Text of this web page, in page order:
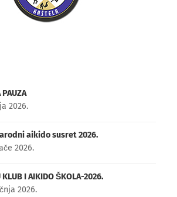
PAUZA
2026.
aikido susret 2026.
2026.
KLUB I AIKIDO ŠKOLA-2026.
2026.